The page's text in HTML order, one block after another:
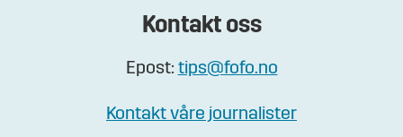
Kontakt oss
Epost: tips@fofo.no
Kontakt våre journalister